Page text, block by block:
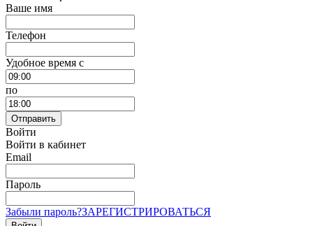
Ваше имя
Телефон
Удобное время c
по
Отправить
Войти
Войти в кабинет
Email
Пароль
Забыли пароль?ЗАРЕГИСТРИРОВАТЬСЯ